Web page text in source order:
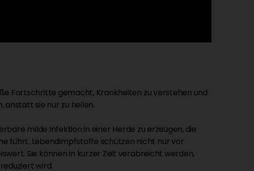
Fortschritte gemacht, Krankheiten zu verstehen und
anstatt sie nur zu heilen.
milde Infektion in einer Herde zu erzeugen, die
führt. Lebendimpfstoffe schützen nicht nur vor
Sie können in kurzer Zeit verabreicht werden,
wird.